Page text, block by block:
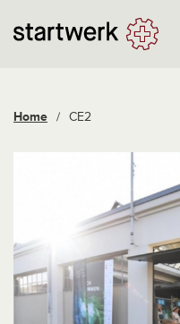
Home / CE2